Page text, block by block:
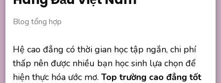
Blog tổng hợp
Hệ cao đẳng có thời gian học tập ngắn, chi phí
thấp nên được nhiều bạn học sinh lựa chọn để
hiện thực hóa ước mơ.Top trường cao đẳng tốt